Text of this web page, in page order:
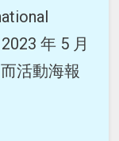
年 5 月
活動海報